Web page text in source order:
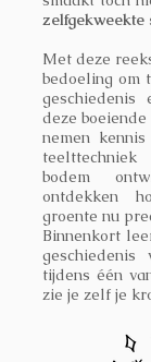
zelfgekweekte
Met deze
bedoeling om
geschiedenis
deze
nemen
bodem
ontdekken
groente nu
Binnenkort
geschiedenis
tijdens één
zie je zelf je